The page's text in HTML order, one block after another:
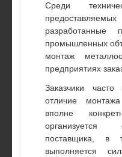
Среди
разработанные
промышленных
монтаж
предприятиях
Заказчики
отличие
вполне
организуется
поставщика, в
выполняется